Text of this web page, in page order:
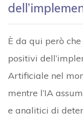
È da qui però
positivi
Artificiale nel
mentre l’IA
e analitici di